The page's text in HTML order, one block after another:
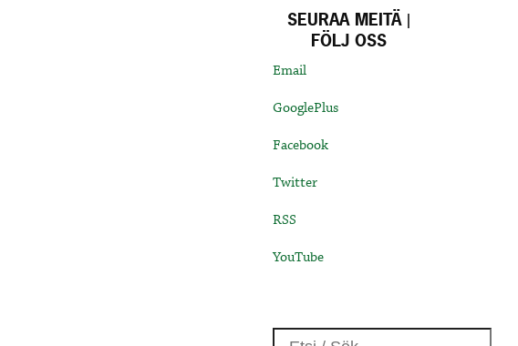
SEURAA MEITÄ |
FÖLJ OSS
Email
GooglePlus
Facebook
Twitter
RSS
YouTube